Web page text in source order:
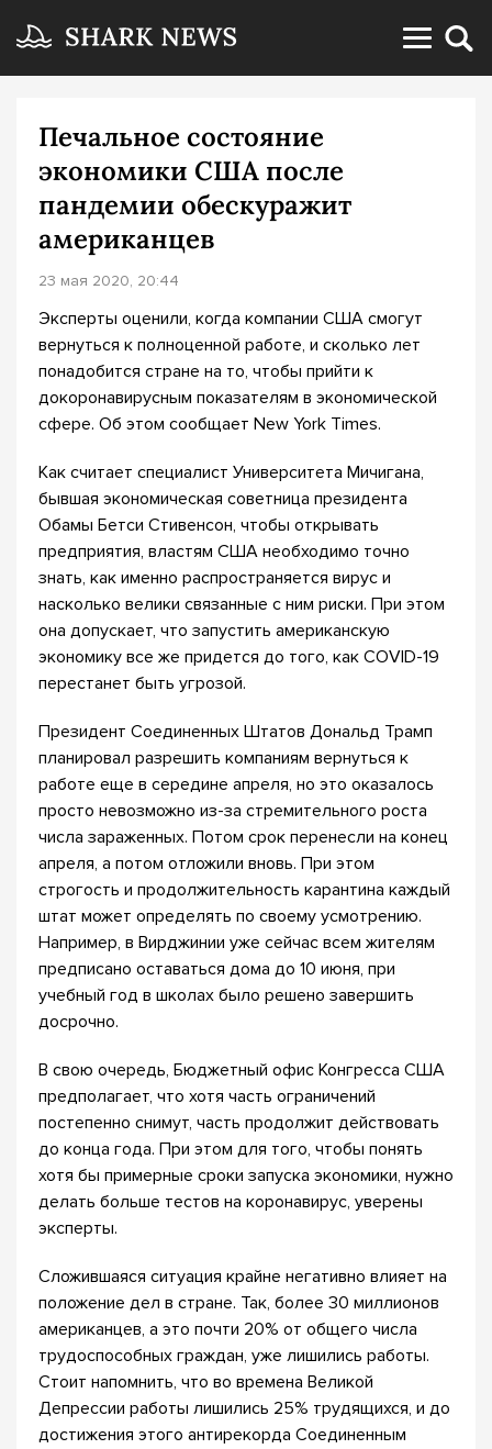
Печальное состояние
экономики США после
пандемии обескуражит
американцев
23 мая 2020, 20:44
Эксперты оценили, когда компании США смогут
вернуться к полноценной работе, и сколько лет
понадобится стране на то, чтобы прийти к
докоронавирусным показателям в экономической
сфере. Об этом сообщает New York Times.
Как считает специалист Университета Мичигана,
бывшая экономическая советница президента
Обамы Бетси Стивенсон, чтобы открывать
предприятия, властям США необходимо точно
знать, как именно распространяется вирус и
насколько велики связанные с ним риски. При этом
она допускает, что запустить американскую
экономику все же придется до того, как COVID-19
перестанет быть угрозой.
Президент Соединенных Штатов Дональд Трамп
планировал разрешить компаниям вернуться к
работе еще в середине апреля, но это оказалось
просто невозможно из-за стремительного роста
числа зараженных. Потом срок перенесли на конец
апреля, а потом отложили вновь. При этом
строгость и продолжительность карантина каждый
штат может определять по своему усмотрению.
Например, в Вирджинии уже сейчас всем жителям
предписано оставаться дома до 10 июня, при
учебный год в школах было решено завершить
досрочно.
В свою очередь, Бюджетный офис Конгресса США
предполагает, что хотя часть ограничений
постепенно снимут, часть продолжит действовать
до конца года. При этом для того, чтобы понять
хотя бы примерные сроки запуска экономики, нужно
делать больше тестов на коронавирус, уверены
эксперты.
Сложившаяся ситуация крайне негативно влияет на
положение дел в стране. Так, более 30 миллионов
американцев, а это почти 20% от общего числа
трудоспособных граждан, уже лишились работы.
Стоит напомнить, что во времена Великой
Депрессии работы лишились 25% трудящихся, и до
достижения этого антирекорда Соединенным